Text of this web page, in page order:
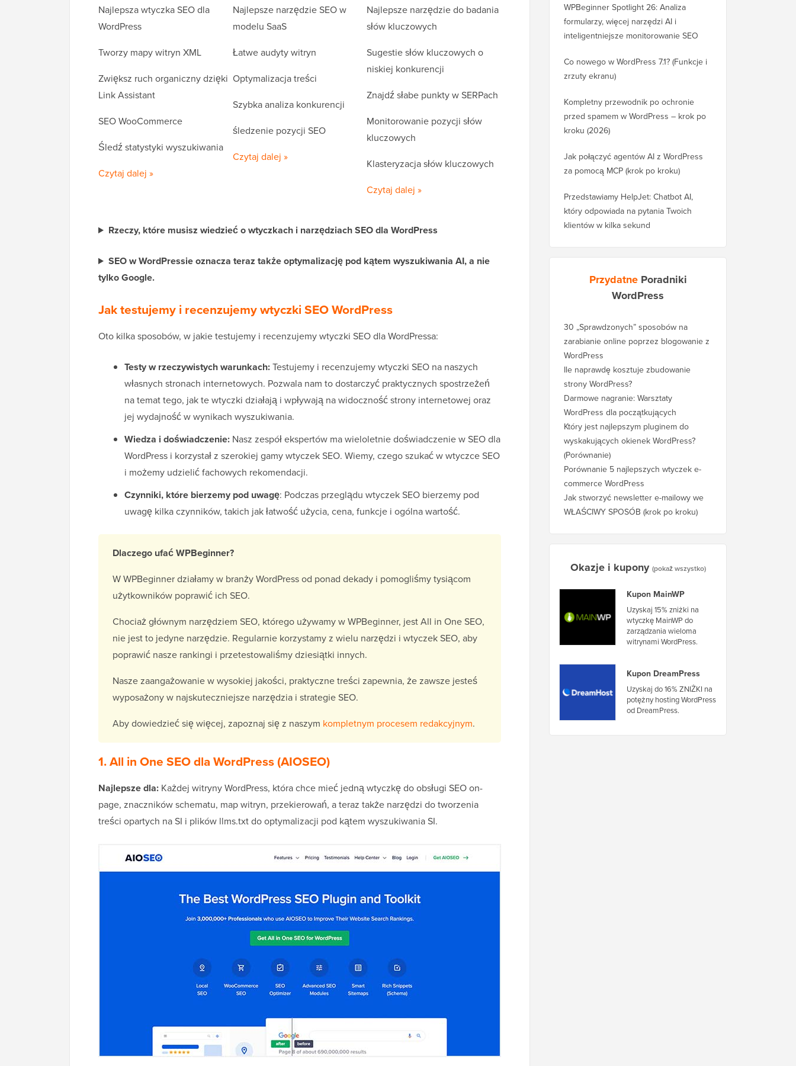
Najlepsza wtyczka SEO dla
WordPress
Tworzy mapy witryn XML
Zwiększ ruch organiczny dzięki
Link Assistant
SEO WooCommerce
Śledź statystyki wyszukiwania
Czytaj dalej »
Najlepsze narzędzie SEO w
modelu SaaS
Łatwe audyty witryn
Optymalizacja treści
Szybka analiza konkurencji
śledzenie pozycji SEO
Czytaj dalej »
Najlepsze narzędzie do badania
słów kluczowych
Sugestie słów kluczowych o
niskiej konkurencji
Znajdź słabe punkty w SERPach
Monitorowanie pozycji słów
kluczowych
Klasteryzacja słów kluczowych
Czytaj dalej »
Rzeczy, które musisz wiedzieć o wtyczkach i narzędziach SEO dla WordPress
SEO w WordPressie oznacza teraz także optymalizację pod kątem wyszukiwania AI, a nie
tylko Google.
Jak testujemy i recenzujemy wtyczki SEO WordPress
Oto kilka sposobów, w jakie testujemy i recenzujemy wtyczki SEO dla WordPressa:
Testy w rzeczywistych warunkach:Testujemy i recenzujemy wtyczki SEO na naszych
własnych stronach internetowych. Pozwala nam to dostarczyć praktycznych spostrzeżeń
na temat tego, jak te wtyczki działają i wpływają na widoczność strony internetowej oraz
jej wydajność w wynikach wyszukiwania.
Wiedza i doświadczenie: Nasz zespół ekspertów ma wieloletnie doświadczenie w SEO dla
WordPress i korzystał z szerokiej gamy wtyczek SEO. Wiemy, czego szukać w wtyczce SEO
i możemy udzielić fachowych rekomendacji.
Czynniki, które bierzemy pod uwagę: Podczas przeglądu wtyczek SEO bierzemy pod
uwagę kilka czynników, takich jak łatwość użycia, cena, funkcje i ogólna wartość.
Dlaczego ufać WPBeginner?
W WPBeginner działamy w branży WordPress od ponad dekady i pomogliśmy tysiącom
użytkowników poprawić ich SEO.
Chociaż głównym narzędziem SEO, którego używamy w WPBeginner, jest All in One SEO,
nie jest to jedyne narzędzie. Regularnie korzystamy z wielu narzędzi i wtyczek SEO, aby
poprawić nasze rankingi i przetestowaliśmy dziesiątki innych.
Nasze zaangażowanie w wysokiej jakości, praktyczne treści zapewnia, że zawsze jesteś
wyposażony w najskuteczniejsze narzędzia i strategie SEO.
Aby dowiedzieć się więcej, zapoznaj się z naszym kompletnym procesem redakcyjnym.
1. All in One SEO dla WordPress (AIOSEO)
Najlepsze dla: Każdej witryny WordPress, która chce mieć jedną wtyczkę do obsługi SEO on-
page, znaczników schematu, map witryn, przekierowań, a teraz także narzędzi do tworzenia
treści opartych na SI i plików llms.txt do optymalizacji pod kątem wyszukiwania SI.
WPBeginner Spotlight 26: Analiza
formularzy, więcej narzędzi AI i
inteligentniejsze monitorowanie SEO
Co nowego w WordPress 7.1? (Funkcje i
zrzuty ekranu)
Kompletny przewodnik po ochronie
przed spamem w WordPress – krok po
kroku (2026)
Jak połączyć agentów AI z WordPress
za pomocą MCP (krok po kroku)
Przedstawiamy HelpJet: Chatbot AI,
który odpowiada na pytania Twoich
klientów w kilka sekund
Przydatne Poradniki
WordPress
30 „Sprawdzonych” sposobów na
zarabianie online poprzez blogowanie z
WordPress
Ile naprawdę kosztuje zbudowanie
strony WordPress?
Darmowe nagranie: Warsztaty
WordPress dla początkujących
Który jest najlepszym pluginem do
wyskakujących okienek WordPress?
(Porównanie)
Porównanie 5 najlepszych wtyczek e-
commerce WordPress
Jak stworzyć newsletter e-mailowy we
WŁAŚCIWY SPOSÓB (krok po kroku)
Okazje i kupony (pokaż wszystko)
Kupon MainWP
Uzyskaj 15% zniżki na
wtyczkę MainWP do
zarządzania wieloma
witrynami WordPress.
Kupon DreamPress
Uzyskaj do 16% ZNIŻKI na
potężny hosting WordPress
od DreamPress.